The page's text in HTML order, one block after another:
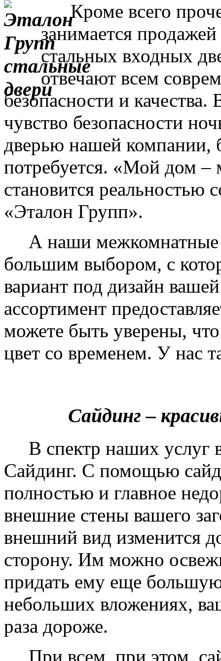
Кроме всего
занимается
стальных входных
отвечают всем
безопасности и
чувство безопасности
дверью нашей компании,
потребуется. «Мой дом –
становится реальностью
«Эталон Групп».
А наши межкомнатные
большим выбором, с
вариант под дизайн
ассортимент
можете быть уверены,
цвет со временем. У нас
Сайдинг –
В спектр наших услуг
Сайдинг. С помощью
полностью и главное
внешние стены вашего
внешний вид изменится
сторону. Им можно
придать ему еще
небольших вложениях,
раза дороже.
При всем, при этом,